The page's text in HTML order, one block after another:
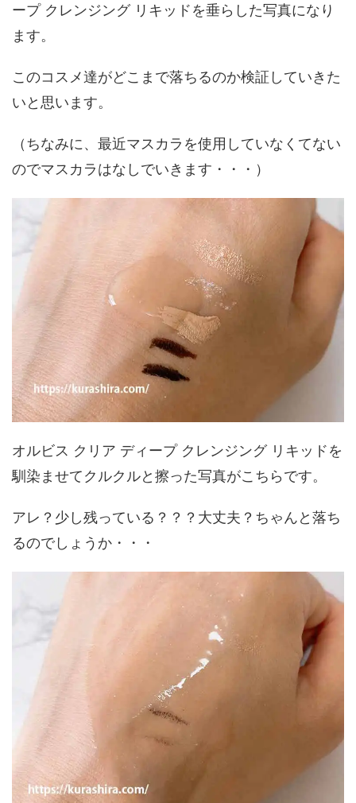
ープ クレンジング リキッドを垂らした写真になり
ます。
このコスメ達がどこまで落ちるのか検証していきた
いと思います。
（ちなみに、最近マスカラを使用していなくてない
のでマスカラはなしでいきます・・・）
オルビス クリア ディープ クレンジング リキッドを
馴染ませてクルクルと擦った写真がこちらです。
アレ？少し残っている？？？大丈夫？ちゃんと落ち
るのでしょうか・・・